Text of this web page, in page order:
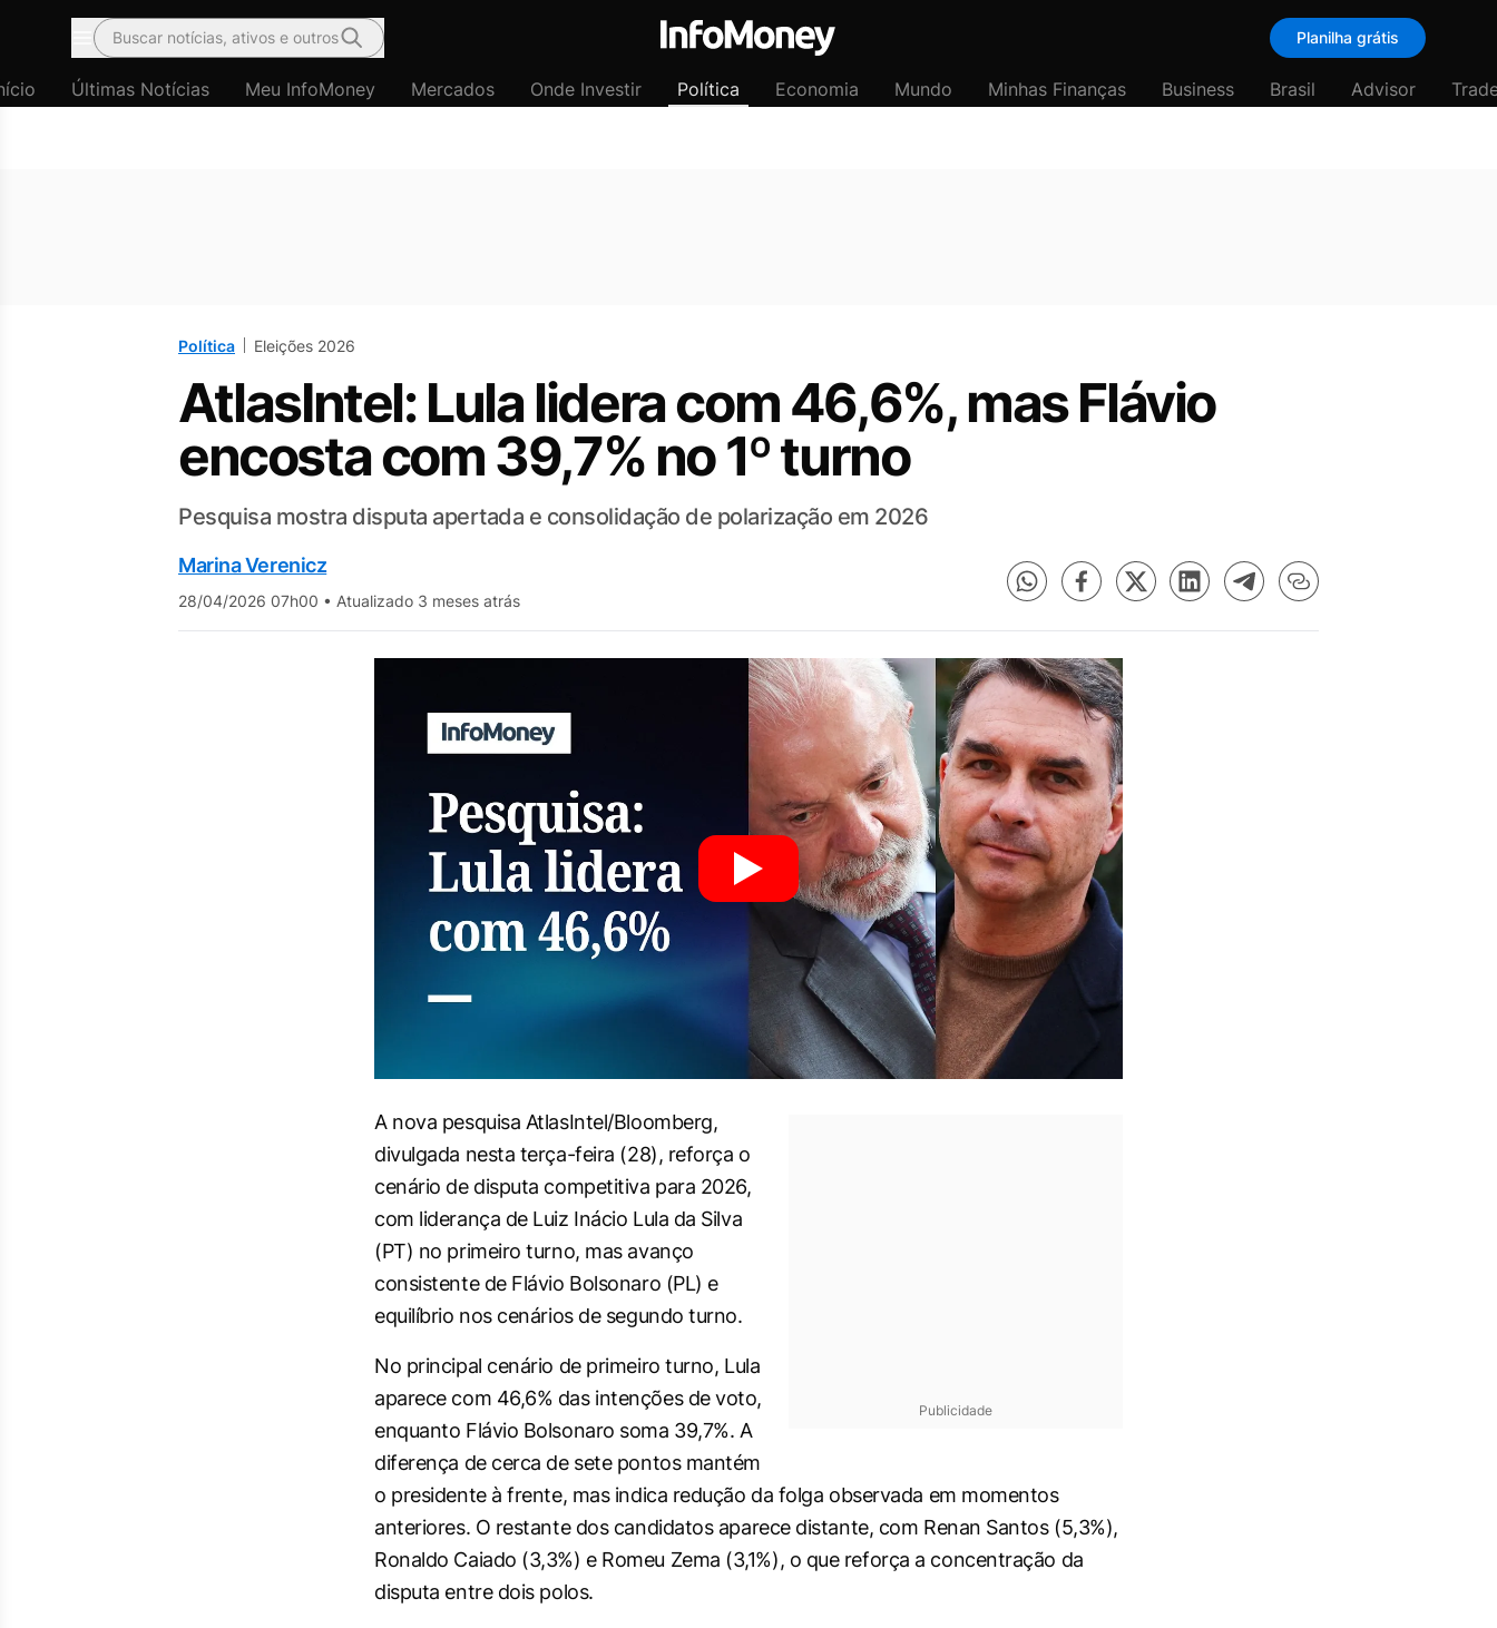
Menu
Buscar notícias, ativos e outros Planilha grátis
Últimas Notícias Meu InfoMoney Mercados Onde Investir Política Economia Mundo Minhas Finanças Business Brasil Advisor
Política Eleições 2026
AtlasIntel: Lula lidera com 46,6%, mas Flávio
encosta com 39,7% no 1º turno
Pesquisa mostra disputa apertada e consolidação de polarização em 2026
Marina Verenicz
28/04/2026 07h00 • Atualizado 3 meses atrás
Publicidade
A nova pesquisa AtlasIntel/Bloomberg,
divulgada nesta terça-feira (28), reforça o
cenário de disputa competitiva para 2026,
com liderança de Luiz Inácio Lula da Silva
(PT) no primeiro turno, mas avanço
consistente de Flávio Bolsonaro (PL) e
equilíbrio nos cenários de segundo turno.
No principal cenário de primeiro turno, Lula
aparece com 46,6% das intenções de voto,
enquanto Flávio Bolsonaro soma 39,7%. A
diferença de cerca de sete pontos mantém
o presidente à frente, mas indica redução da folga observada em momentos
anteriores. O restante dos candidatos aparece distante, com Renan Santos (5,3%),
Ronaldo Caiado (3,3%) e Romeu Zema (3,1%), o que reforça a concentração da
disputa entre dois polos.